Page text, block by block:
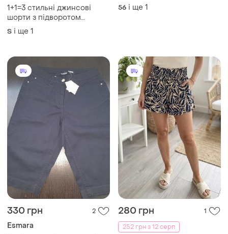
1+1=3 стильні джинсові
шорти з підворотом
abercrombie&fitch, розмір
44 - 46
S і ще 1
56 і ще 1
330 грн 2
Esmara
280 грн
1
252 грн з 12 серп